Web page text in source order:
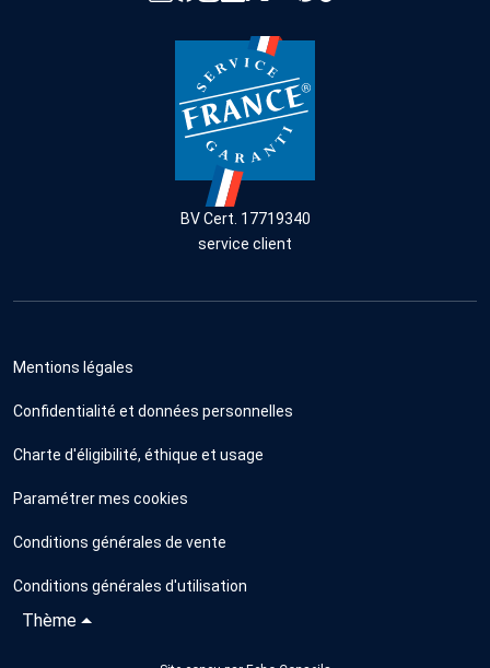
BV Cert. 17719340
service client
Mentions légales
Confidentialité et données personnelles
Charte d'éligibilité, éthique et usage
Paramétrer mes cookies
Conditions générales de vente
Conditions générales d'utilisation
Thème